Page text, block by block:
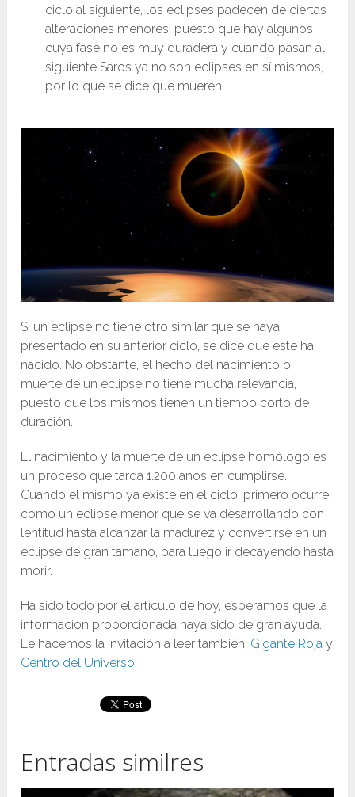
ciclo al siguiente, los eclipses padecen de ciertas
alteraciones menores, puesto que hay algunos
cuya fase no es muy duradera y cuando pasan al
siguiente Saros ya no son eclipses en sí mismos,
por lo que se dice que mueren.
Si un eclipse no tiene otro similar que se haya
presentado en su anterior ciclo, se dice que este ha
nacido. No obstante, el hecho del nacimiento o
muerte de un eclipse no tiene mucha relevancia,
puesto que los mismos tienen un tiempo corto de
duración.
El nacimiento y la muerte de un eclipse homólogo es
un proceso que tarda 1.200 años en cumplirse.
Cuando el mismo ya existe en el ciclo, primero ocurre
como un eclipse menor que se va desarrollando con
lentitud hasta alcanzar la madurez y convertirse en un
eclipse de gran tamaño, para luego ir decayendo hasta
morir.
Ha sido todo por el artículo de hoy, esperamos que la
información proporcionada haya sido de gran ayuda.
Le hacemos la invitación a leer también: Gigante Roja y
Centro del Universo
Entradas similres